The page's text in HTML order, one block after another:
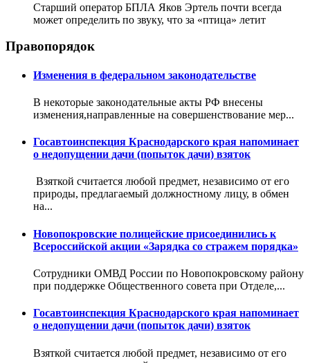
Старший оператор БПЛА Яков Эртель почти всегда
может определить по звуку, что за «птица» летит
Правопорядок
Изменения в федеральном законодательстве
В некоторые законодательные акты РФ внесены
изменения,направленные на совершенствование мер...
Госавтоинспекция Краснодарского края напоминает
о недопущении дачи (попыток дачи) взяток
Взяткой считается любой предмет, независимо от его
природы, предлагаемый должностному лицу, в обмен
на...
Новопокровские полицейские присоединились к
Всероссийской акции «Зарядка со стражем порядка»
Сотрудники ОМВД России по Новопокровскому району
при поддержке Общественного совета при Отделе,...
Госавтоинспекция Краснодарского края напоминает
о недопущении дачи (попыток дачи) взяток
Взяткой считается любой предмет, независимо от его